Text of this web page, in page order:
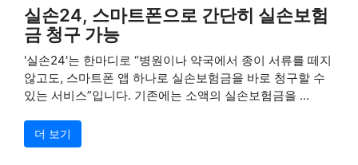
실손24, 스마트폰으로 간단히 실손보험
금 청구 가능
'실손24'는 한마디로 “병원이나 약국에서 종이 서류를 떼지
않고도, 스마트폰 앱 하나로 실손보험금을 바로 청구할 수
있는 서비스”입니다. 기존에는 소액의 실손보험금을 ...
더 보기